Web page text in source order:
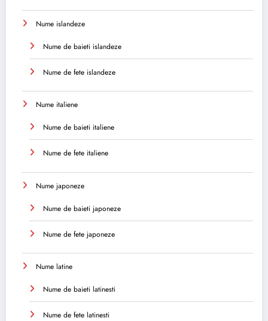
Nume islandeze
Nume de baieti islandeze
Nume de fete islandeze
Nume italiene
Nume de baieti italiene
Nume de fete italiene
Nume japoneze
Nume de baieti japoneze
Nume de fete japoneze
Nume latine
Nume de baieti latinesti
Nume de fete latinesti